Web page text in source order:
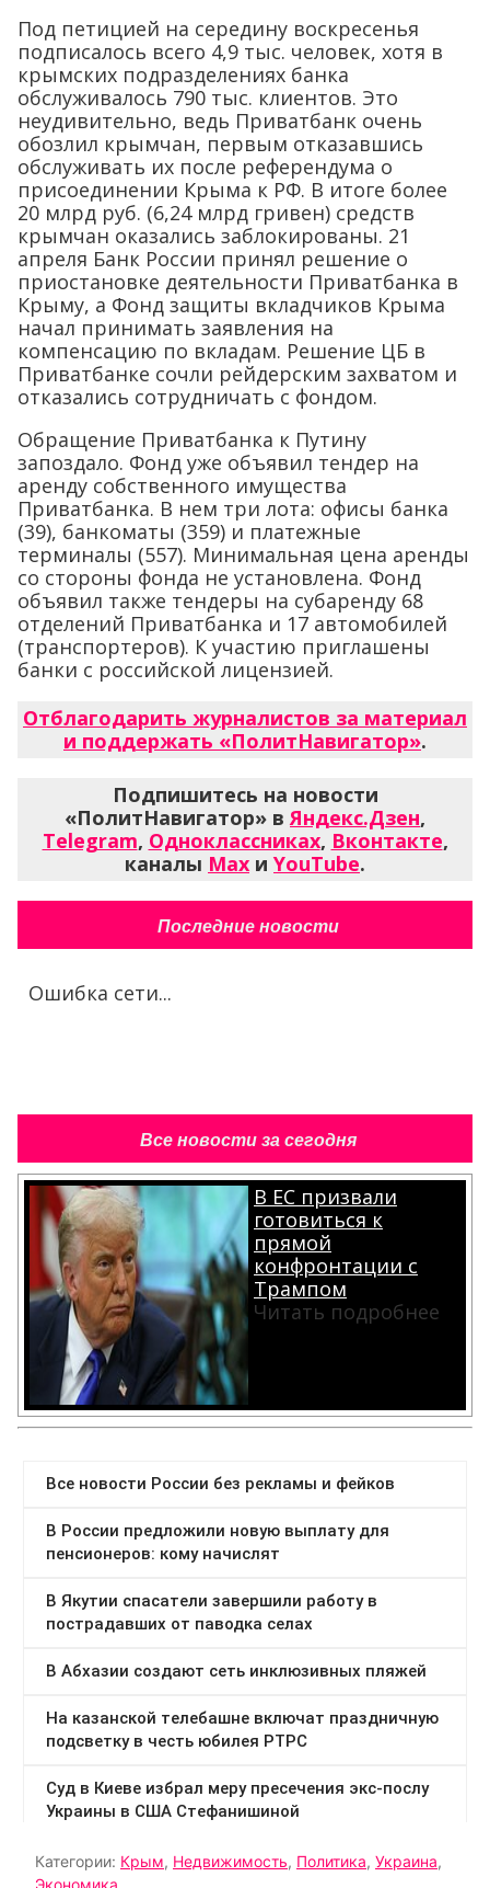
Под петицией на середину воскресенья
подписалось всего 4,9 тыс. человек, хотя в
крымских подразделениях банка
обслуживалось 790 тыс. клиентов. Это
неудивительно, ведь Приватбанк очень
обозлил крымчан, первым отказавшись
обслуживать их после референдума о
присоединении Крыма к РФ. В итоге более
20 млрд руб. (6,24 млрд гривен) средств
крымчан оказались заблокированы. 21
апреля Банк России принял решение о
приостановке деятельности Приватбанка в
Крыму, а Фонд защиты вкладчиков Крыма
начал принимать заявления на
компенсацию по вкладам. Решение ЦБ в
Приватбанке сочли рейдерским захватом и
отказались сотрудничать с фондом.
Обращение Приватбанка к Путину
запоздало. Фонд уже объявил тендер на
аренду собственного имущества
Приватбанка. В нем три лота: офисы банка
(39), банкоматы (359) и платежные
терминалы (557). Минимальная цена аренды
со стороны фонда не установлена. Фонд
объявил также тендеры на субаренду 68
отделений Приватбанка и 17 автомобилей
(транспортеров). К участию приглашены
банки с российской лицензией.
Отблагодарить журналистов за материал
и поддержать «ПолитНавигатор».
Подпишитесь на новости
«ПолитНавигатор» вЯндекс.Дзен,
Telegram, Одноклассниках, Вконтакте,
каналы Max и YouTube.
Последние новости
Ошибка сети...
Все новости за сегодня
В ЕС призвали
готовиться к
прямой
конфронтации с
Трампом
Читать подробнее
Категории: Крым, Недвижимость, Политика, Украина,
Экономика